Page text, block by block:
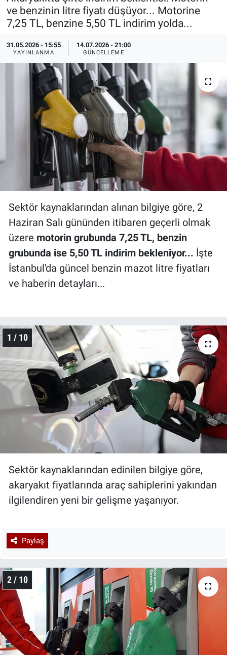
ve benzinin litre fiyatı düşüyor... Motorine
7,25 TL, benzine 5,50 TL indirim yolda...
31.05.2026 - 15:55
YAYINLANMA
14.07.2026 - 21:00
GÜNCELLEME
Sektör kaynaklarından alınan bilgiye göre, 2
Haziran Salı gününden itibaren geçerli olmak
üzere motorin grubunda 7,25 TL, benzin
grubunda ise 5,50 TL indirim bekleniyor... İşte
İstanbul'da güncel benzin mazot litre fiyatları
ve haberin detayları...
1 / 10
Sektör kaynaklarından edinilen bilgiye göre,
akaryakıt fiyatlarında araç sahiplerini yakından
ilgilendiren yeni bir gelişme yaşanıyor.
Paylaş
2 / 10
Özel Haberler
Yazarlar
Dünya
Medya
Özel Haberler
Kadın
Erişim Bilgileri
Sağlık
Teknoloji
Haber Arşivi